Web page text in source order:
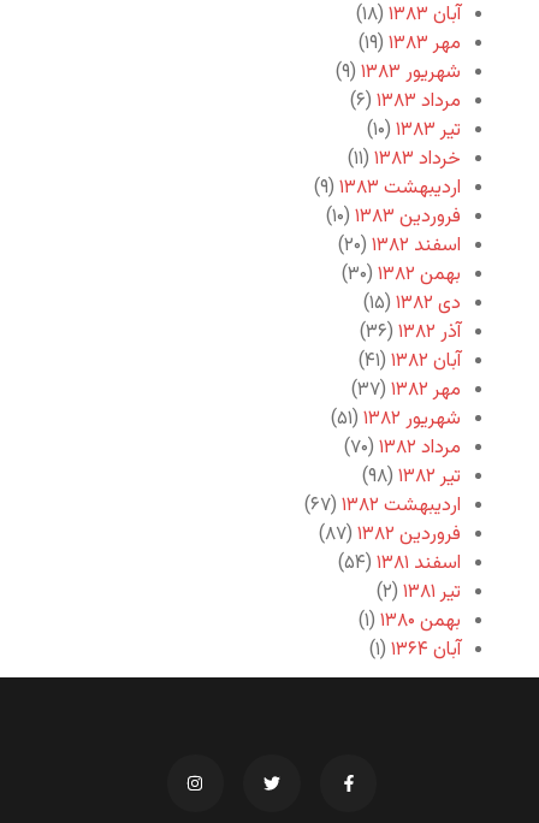
آبان ۱۳۸۳
(۱۸)
مهر ۱۳۸۳
(۱۹)
شهریور ۱۳۸۳
(۹)
مرداد ۱۳۸۳
(۶)
تیر ۱۳۸۳
(۱۰)
خرداد ۱۳۸۳
(۱۱)
اردیبهشت ۱۳۸۳
(۹)
فروردین ۱۳۸۳
(۱۰)
اسفند ۱۳۸۲
(۲۰)
بهمن ۱۳۸۲
(۳۰)
دی ۱۳۸۲
(۱۵)
آذر ۱۳۸۲
(۳۶)
آبان ۱۳۸۲
(۴۱)
مهر ۱۳۸۲
(۳۷)
شهریور ۱۳۸۲
(۵۱)
مرداد ۱۳۸۲
(۷۰)
تیر ۱۳۸۲
(۹۸)
اردیبهشت ۱۳۸۲
(۶۷)
فروردین ۱۳۸۲
(۸۷)
اسفند ۱۳۸۱
(۵۴)
تیر ۱۳۸۱
(۲)
بهمن ۱۳۸۰
(۱)
آبان ۱۳۶۴
(۱)